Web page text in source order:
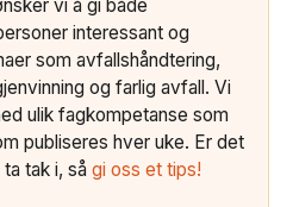
vi å gi både
interessant og
som avfallshåndtering,
og farlig avfall. Vi
ulik fagkompetanse som
publiseres hver uke. Er det
tak i, så gi oss et tips!